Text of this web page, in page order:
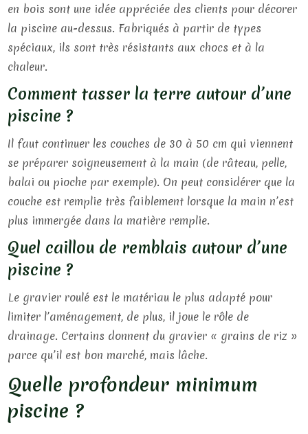
en bois sont une idée appréciée des clients pour décorer
la piscine au-dessus. Fabriqués à partir de types
spéciaux, ils sont très résistants aux chocs et à la
chaleur.
Comment tasser la terre autour d’une
piscine ?
Il faut continuer les couches de 30 à 50 cm qui viennent
se préparer soigneusement à la main (de râteau, pelle,
balai ou pioche par exemple). On peut considérer que la
couche est remplie très faiblement lorsque la main n’est
plus immergée dans la matière remplie.
Quel caillou de remblais autour d’une
piscine ?
Le gravier roulé est le matériau le plus adapté pour
limiter l’aménagement, de plus, il joue le rôle de
drainage. Certains donnent du gravier « grains de riz »
parce qu’il est bon marché, mais lâche.
Quelle profondeur minimum
piscine ?